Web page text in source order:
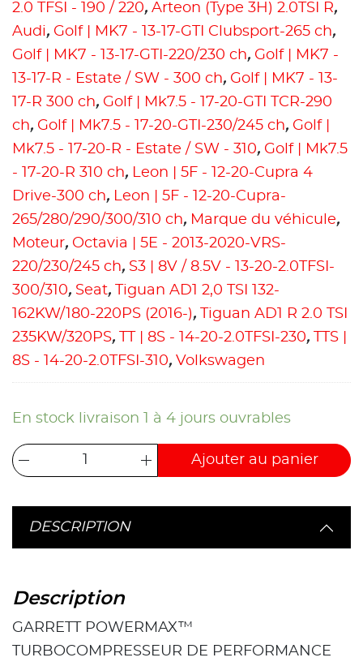
2.0 TFSI - 190 / 220, Arteon (Type 3H) 2.0TSI R,
Audi, Golf | MK7 - 13-17-GTI Clubsport-265 ch,
Golf | MK7 - 13-17-GTI-220/230 ch, Golf | MK7 -
13-17-R - Estate / SW - 300 ch, Golf | MK7 - 13-
17-R 300 ch, Golf | Mk7.5 - 17-20-GTI TCR-290
ch, Golf | Mk7.5 - 17-20-GTI-230/245 ch, Golf |
Mk7.5 - 17-20-R - Estate / SW - 310, Golf | Mk7.5
- 17-20-R 310 ch, Leon | 5F - 12-20-Cupra 4
Drive-300 ch, Leon | 5F - 12-20-Cupra-
265/280/290/300/310 ch, Marque du véhicule,
Moteur, Octavia | 5E - 2013-2020-VRS-
220/230/245 ch, S3 | 8V / 8.5V - 13-20-2.0TFSI-
300/310, Seat,
Tiguan AD1 2,0 TSI 132-
162KW/180-220PS (2016-),
Tiguan AD1 R 2.0 TSI
235KW/320PS, TT | 8S - 14-20-2.0TFSI-230,
TTS |
8S - 14-20-2.0TFSI-310, Volkswagen
En stock livraison 1 à 4 jours ouvrables
Ajouter au panier
DESCRIPTION
Description
GARRETT POWERMAX™
TURBOCOMPRESSEUR DE PERFORMANCE